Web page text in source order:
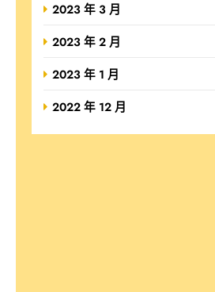
2023 年 3 月
2023 年 2 月
2023 年 1 月
2022 年 12 月